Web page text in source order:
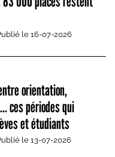
le 16-07-2026
orientation,
ces périodes qui
et étudiants
le 13-07-2026